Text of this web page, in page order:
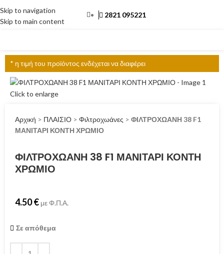
Skip to navigation
Skip to main content
2821 095221
* η τιμή του προϊόντος ενδέχεται να διαφέρει
Click to enlarge
Αρχική > ΠΛΑΙΣΙΟ > Φιλτροχωάνες > ΦΙΛΤΡΟΧΩΑΝΗ 38 F1
ΜΑΝΙΤΑΡΙ ΚΟΝΤΗ ΧΡΩΜΙΟ
ΦΙΛΤΡΟΧΩΑΝΗ 38 F1 ΜΑΝΙΤΑΡΙ ΚΟΝΤΗ
ΧΡΩΜΙΟ
4.50€ με Φ.Π.Α.
Σε απόθεμα